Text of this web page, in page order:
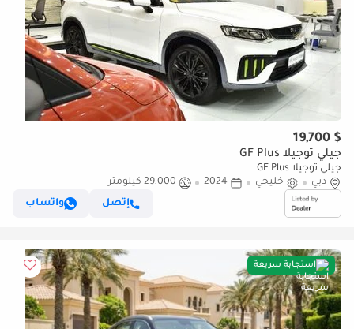
$ 19,700
جيلي توجيلا GF Plus
جيلي توجيلا GF Plus
دبي
خليجي 2024
29,000 كيلومتر
إتصل
واتساب
استجابة سريعة